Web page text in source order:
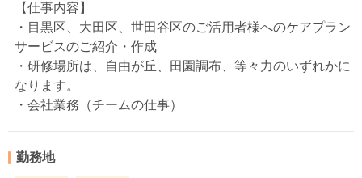
【仕事内容】
・目黒区、大田区、世田谷区のご活用者様へのケアプラン
サービスのご紹介・作成
・研修場所は、自由が丘、田園調布、等々力のいずれかに
なります。
・会社業務（チームの仕事）
勤務地